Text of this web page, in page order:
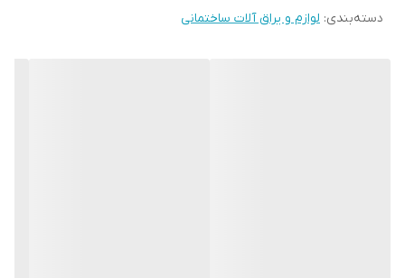
دسته‌بندی: لوازم و یراق آلات ساختمانی